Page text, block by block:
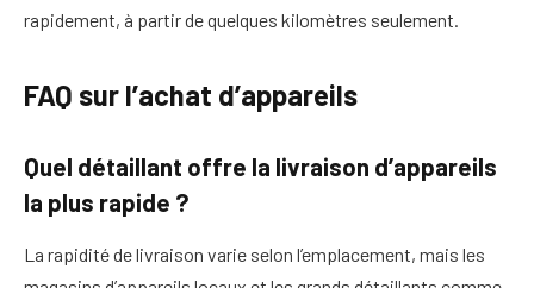
rapidement, à partir de quelques kilomètres seulement.
FAQ sur l’achat d’appareils
Quel détaillant offre la livraison d’appareils
la plus rapide ?
La rapidité de livraison varie selon l’emplacement, mais les